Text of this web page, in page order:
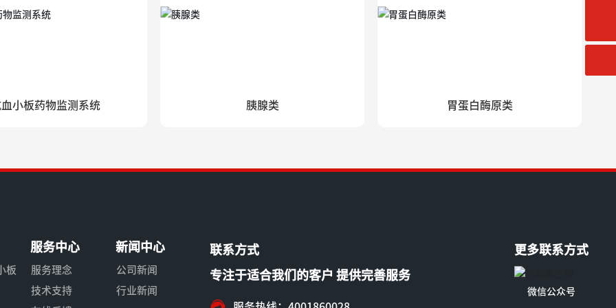
小板药物监测系统 胰腺类 胃蛋白酶原类
板
服务中心
服务理念
技术支持
新闻中心
公司新闻
行业新闻
联系方式
专注于适合我们的客户 提供完善服务
更多联系方式
微信公众号